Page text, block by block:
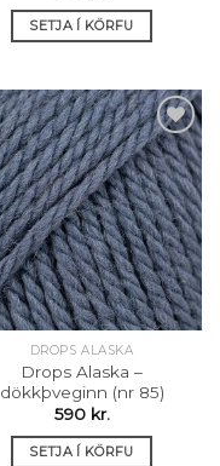
SETJA Í KÖRFU
Setja á
óskalista
DROPS ALASKA
Drops Alaska –
dökkþveginn (nr 85)
590 kr.
SETJA Í KÖRFU